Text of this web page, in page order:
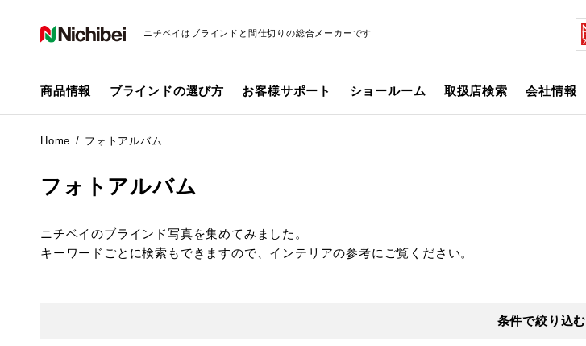
ニチベイはブラインドと間仕切りの総合メーカーです
商品情報 ブラインドの選び方 お客様サポート ショールーム 取扱店検索 会社情報
Home フォトアルバム
フォトアルバム
ニチベイのブラインド写真を集めてみました。
キーワードごとに検索もできますので、インテリアの参考にご覧ください。
条件で絞り込む